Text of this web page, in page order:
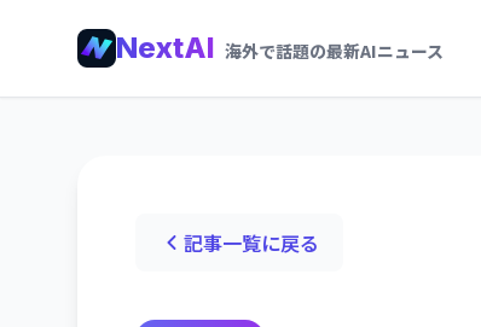
NextAI 海外で話題の最新AIニュース
記事一覧に戻る